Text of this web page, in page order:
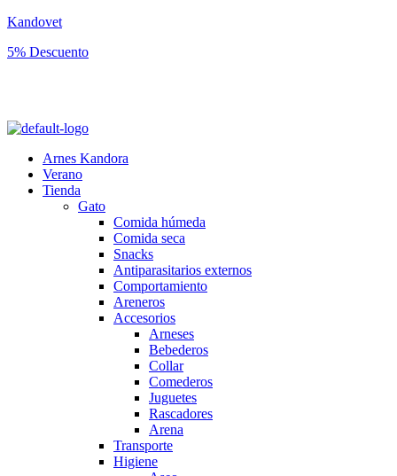
Kandovet
5% Descuento
Arnes Kandora
Verano
Tienda
Gato
Comida húmeda
Comida seca
Snacks
Antiparasitarios externos
Comportamiento
Areneros
Accesorios
Arneses
Bebederos
Collar
Comederos
Juguetes
Rascadores
Arena
Transporte
Higiene